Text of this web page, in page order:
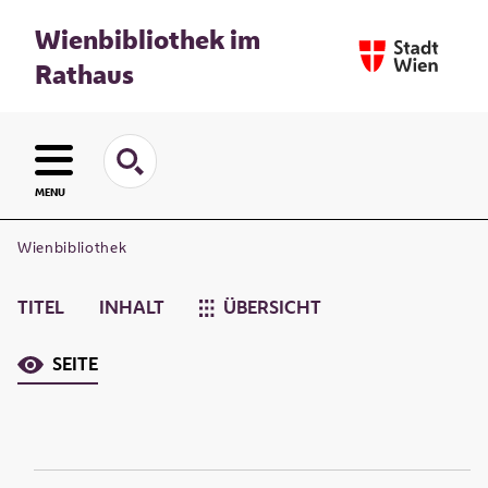
Wienbibliothek im
Rathaus
MENU
Wienbibliothek
TITEL INHALT ÜBERSICHT
SEITE